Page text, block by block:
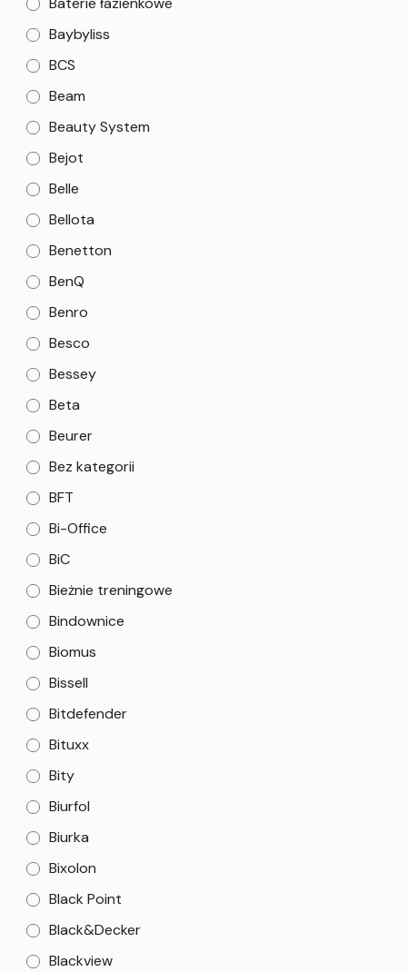
Baybyliss
BCS
Beam
Beauty System
Bejot
Belle
Bellota
Benetton
BenQ
Benro
Besco
Bessey
Beta
Beurer
Bez kategorii
BFT
Bi-Office
BiC
Bieżnie treningowe
Bindownice
Biomus
Bissell
Bitdefender
Bituxx
Bity
Biurfol
Biurka
Bixolon
Black Point
Black&Decker
Blackview